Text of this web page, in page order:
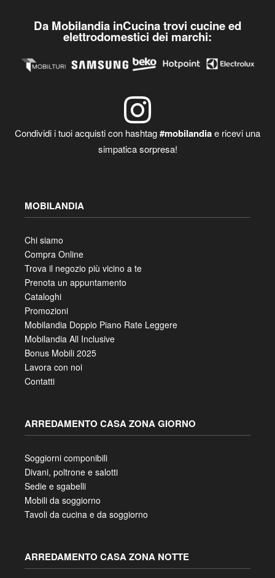
Da Mobilandia inCucina trovi cucine ed
elettrodomestici dei marchi:
Condividi i tuoi acquisti con hashtag#mobilandiae ricevi una
simpatica sorpresa!
MOBILANDIA
Chi siamo
Compra Online
Trova il negozio più vicino a te
Prenota un appuntamento
Cataloghi
Promozioni
Mobilandia Doppio Piano Rate Leggere
Mobilandia All Inclusive
Bonus Mobili 2025
Lavora con noi
Contatti
ARREDAMENTO CASA ZONA GIORNO
Soggiorni componibili
Divani, poltrone e salotti
Sedie e sgabelli
Mobili da soggiorno
Tavoli da cucina e da soggiorno
ARREDAMENTO CASA ZONA NOTTE